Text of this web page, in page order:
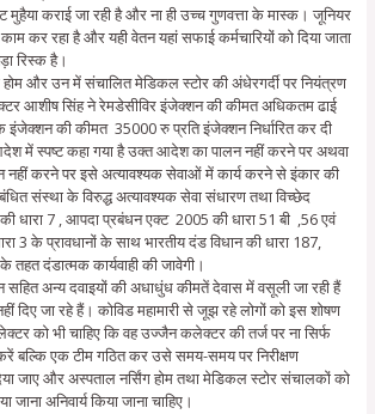
मुहैया कराई जा रही है और ना ही उच्च गुणवत्ता के मास्क। जूनियर
कर रहा है और यही वेतन यहां सफाई कर्मचारियों को दिया जाता
रिस्क है।
होम और उन में संचालित मेडिकल स्टोर की अंधेरगर्दी पर नियंत्रण
आशीष सिंह ने रेमडेसीविर इंजेक्शन की कीमत अधिकतम ढाई
की कीमत 35000 रु प्रति इंजेक्शन निर्धारित कर दी
स्पष्ट कहा गया है उक्त आदेश का पालन नहीं करने पर अथवा
नहीं करने पर इसे अत्यावश्यक सेवाओं में कार्य करने से इंकार की
संस्था के विरुद्ध अत्यावश्यक सेवा संधारण तथा विच्छेद
धारा 7 , आपदा प्रबंधन एक्ट 2005 की धारा 51 बी ,56 एवं
3 के प्रावधानों के साथ भारतीय दंड विधान की धारा 187,
दंडात्मक कार्यवाही की जावेगी।
अन्य दवाइयों की अधाधुंध कीमतें देवास में वसूली जा रही हैं
दिए जा रहे हैं। कोविड महामारी से जूझ रहे लोगों को इस शोषण
को भी चाहिए कि वह उज्जैन कलेक्टर की तर्ज पर ना सिर्फ
बल्कि एक टीम गठित कर उसे समय-समय पर निरीक्षण
जाए और अस्पताल नर्सिंग होम तथा मेडिकल स्टोर संचालकों को
जाना अनिवार्य किया जाना चाहिए।